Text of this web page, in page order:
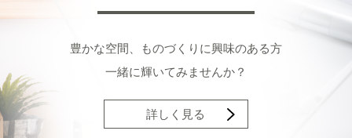
豊かな空間、ものづくりに興味のある方
一緒に輝いてみませんか？
詳しく見る